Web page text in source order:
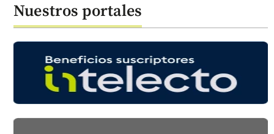
Nuestros portales